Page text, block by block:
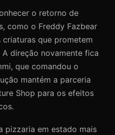
o retorno de
como o Freddy Fazbear
criaturas que prometem
direção novamente fica
que comandou o
mantém a parceria
Shop para os efeitos
pizzaria em estado mais